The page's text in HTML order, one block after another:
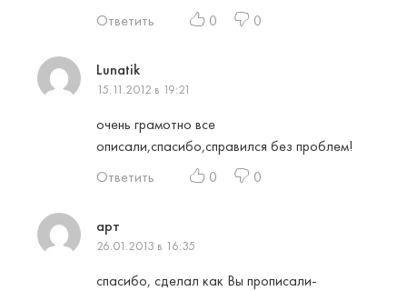
Ответить
0 0
Lunatik
15.11.2012 в 19:21
очень грамотно все
описали,спасибо,cправился без проблем!
Ответить
0 0
арт
26.01.2013 в 16:35
спасибо, сделал как Вы прописали-